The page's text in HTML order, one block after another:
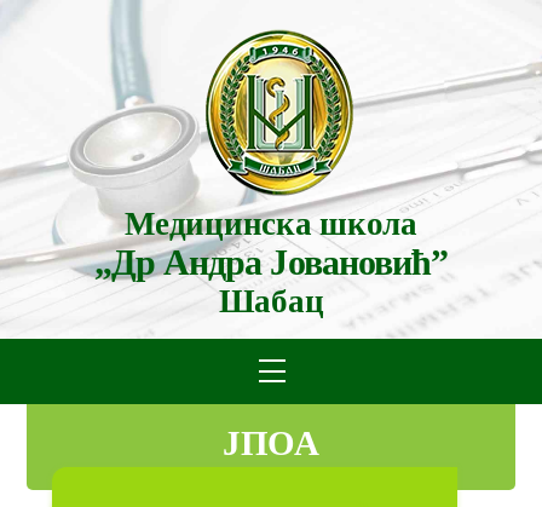
Медицинска школа
„Др Андра Јовановић”
Шабац
Menu
JПОА